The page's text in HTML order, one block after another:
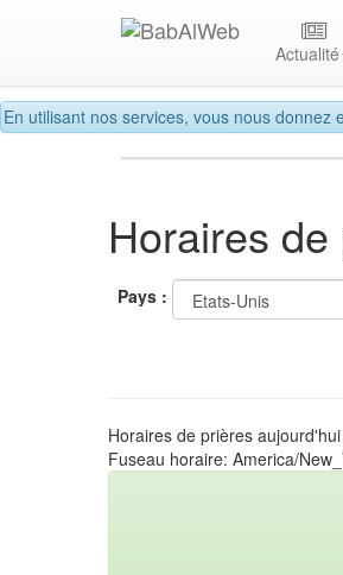
En utilisant nos services, vous nous
Actualité
Horaires
Pays :
Horaires de prières
Fuseau horaire: America/